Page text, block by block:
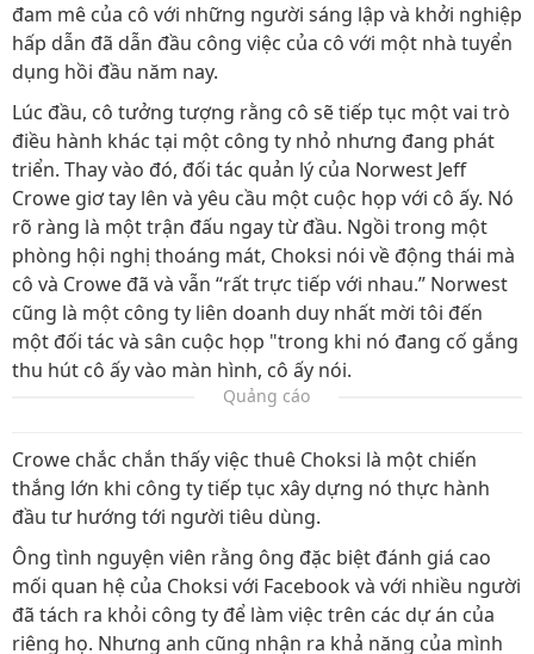
đam mê của cô với những người sáng lập và khởi nghiệp
hấp dẫn đã dẫn đầu công việc của cô với một nhà tuyển
dụng hồi đầu năm nay.
Lúc đầu, cô tưởng tượng rằng cô sẽ tiếp tục một vai trò
điều hành khác tại một công ty nhỏ nhưng đang phát
triển. Thay vào đó, đối tác quản lý của Norwest Jeff
Crowe giơ tay lên và yêu cầu một cuộc họp với cô ấy. Nó
rõ ràng là một trận đấu ngay từ đầu. Ngồi trong một
phòng hội nghị thoáng mát, Choksi nói về động thái mà
cô và Crowe đã và vẫn “rất trực tiếp với nhau.” Norwest
cũng là một công ty liên doanh duy nhất mời tôi đến
một đối tác và sân cuộc họp "trong khi nó đang cố gắng
thu hút cô ấy vào màn hình, cô ấy nói.
Quảng cáo
Crowe chắc chắn thấy việc thuê Choksi là một chiến
thắng lớn khi công ty tiếp tục xây dựng nó thực hành
đầu tư hướng tới người tiêu dùng.
Ông tình nguyện viên rằng ông đặc biệt đánh giá cao
mối quan hệ của Choksi với Facebook và với nhiều người
đã tách ra khỏi công ty để làm việc trên các dự án của
riêng họ. Nhưng anh cũng nhận ra khả năng của mình